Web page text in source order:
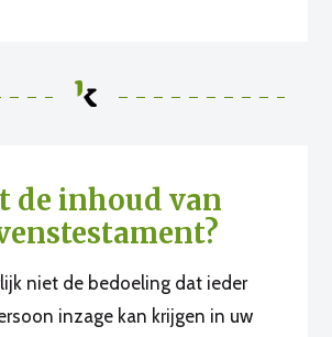
de inhoud van
niet de bedoeling dat ieder
inzage kan krijgen in uw